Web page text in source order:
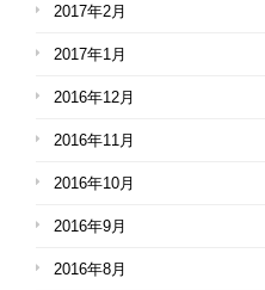
2017年2月
2017年1月
2016年12月
2016年11月
2016年10月
2016年9月
2016年8月